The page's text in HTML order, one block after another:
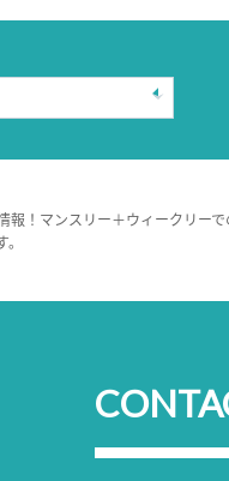
！マンスリー＋ウィークリ